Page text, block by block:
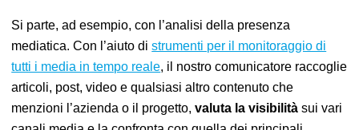
Si parte, ad esempio, con l’analisi della presenza
mediatica. Con l’aiuto distrumenti per il monitoraggio di
tutti i media in tempo reale, il nostro comunicatore raccog ie
articoli, post, video e qualsiasi altro contenuto che
menzioni l’azienda o il progetto,valuta la visibilità sui vari